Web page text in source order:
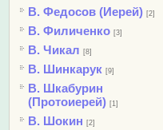
В. Федосов (Иерей) [2]
В. Филиченко [3]
В. Чикал [8]
В. Шинкарук [9]
В. Шкабурин
(Протоиерей) [1]
В. Шокин [2]